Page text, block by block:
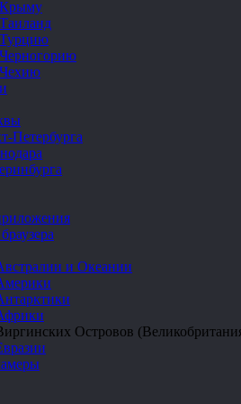
Крыму
Петербурга
и Океании
Островов